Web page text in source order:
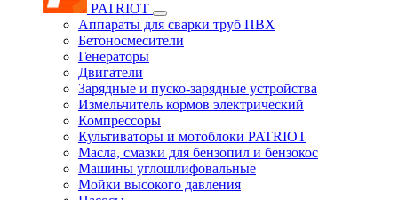
PATRIOT
Аппараты для сварки труб ПВХ
Бетоносмесители
Генераторы
Двигатели
Зарядные и пуско-зарядные устройства
Измельчитель кормов электрический
Компрессоры
Культиваторы и мотоблоки PATRIOT
Масла, смазки для бензопил и бензокос
Машины углошлифовальные
Мойки высокого давления